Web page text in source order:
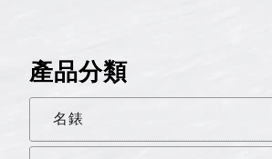
產品分類
名錶